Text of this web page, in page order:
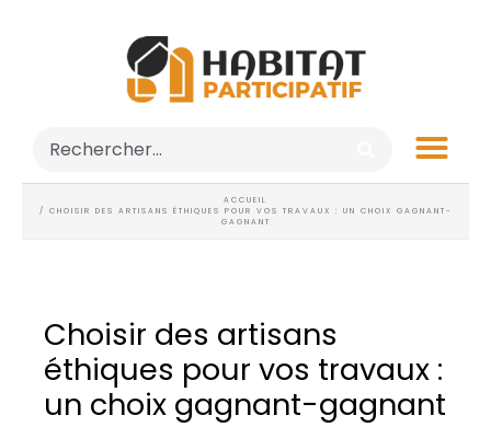
ACCUEIL
/ CHOISIR DES ARTISANS ÉTHIQUES POUR VOS TRAVAUX : UN CHOIX GAGNANT-
GAGNANT
Choisir des artisans
éthiques pour vos travaux :
un choix gagnant-gagnant